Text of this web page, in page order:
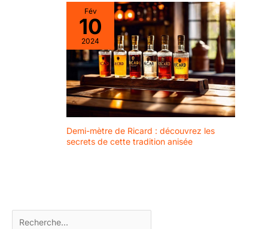
plateau de service est
idéal pour la maison, les
fêtes de jardin, les
excursions mais aussi
dans les restaurants.
Fév
10
2024
Demi-mètre de Ricard : découvrez les
secrets de cette tradition anisée